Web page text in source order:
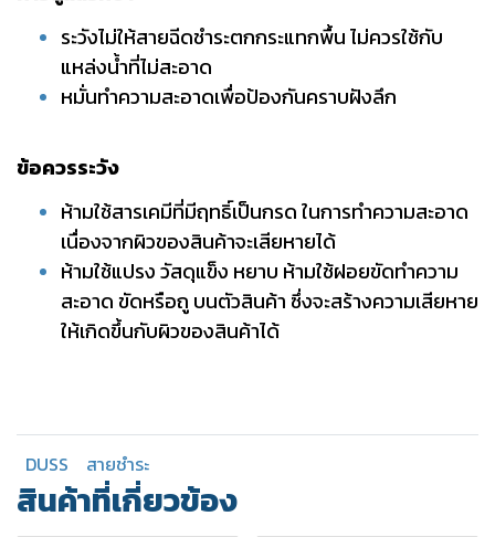
ระวังไม่ให้สายฉีดชำระตกกระแทกพื้น ไม่ควรใช้กับ
แหล่งน้ำที่ไม่สะอาด
หมั่นทำความสะอาดเพื่อป้องกันคราบฝังลึก
ข้อควรระวัง
ห้ามใช้สารเคมีที่มีฤทธิ์เป็นกรด ในการทำความสะอาด
เนื่องจากผิวของสินค้าจะเสียหายได้
ห้ามใช้แปรง วัสดุแข็ง หยาบ ห้ามใช้ฝอยขัดทำความ
สะอาด ขัดหรือถู บนตัวสินค้า ซึ่งจะสร้างความเสียหาย
ให้เกิดขึ้นกับผิวของสินค้าได้
DUSS สายชำระ
สินค้าที่เกี่ยวข้อง